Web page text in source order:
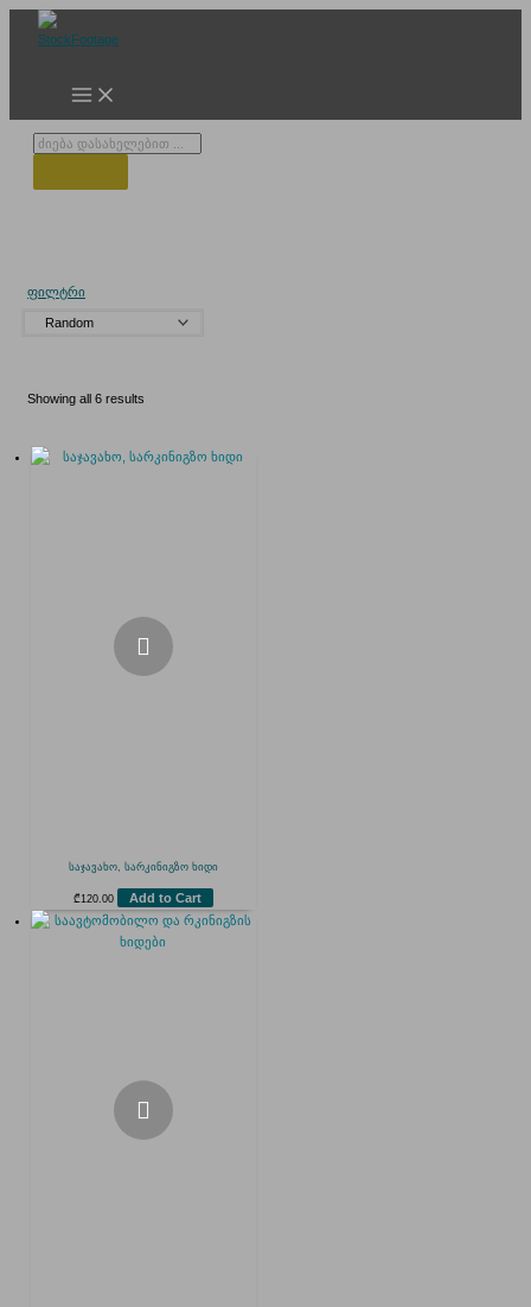
Products
ფილტრი
Showing all 6 results
საჯავახო, სარკინიგზო ხიდი
₾ 120.00 Add to Cart